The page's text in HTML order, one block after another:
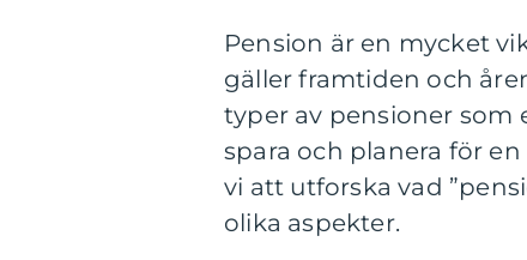
Pension är en mycket
gäller framtiden och
typer av pensioner som
spara och planera för
vi att utforska vad
olika aspekter.